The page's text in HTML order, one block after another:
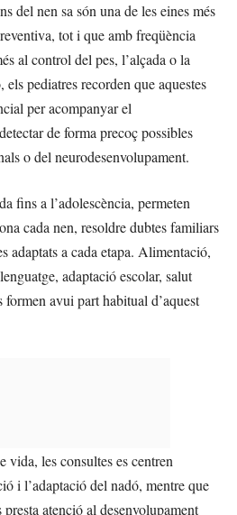
del nen sa són una de les eines més
tot i que amb freqüència
al control del pes, l’alçada o la
pediatres recorden que aquestes
per acompanyar el
de forma precoç possibles
o del neurodesenvolupament.
fins a l’adolescència, permeten
cada nen, resoldre dubtes familiars
adaptats a cada etapa. Alimentació,
adaptació escolar, salut
avui part habitual d’aquest
vida, les consultes es centren
i l’adaptació del nadó, mentre que
atenció al desenvolupament